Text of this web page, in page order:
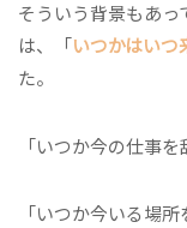
そういう背景もあっ
は、「いつかはいつ
た。
「いつか今の仕事
「いつか今いる場